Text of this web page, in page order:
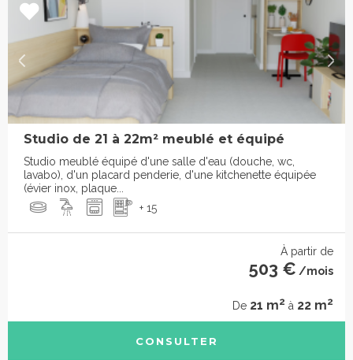
Studio de 21 à 22m² meublé et équipé
Studio meublé équipé d'une salle d'eau (douche, wc,
lavabo), d'un placard penderie, d'une kitchenette équipée
(évier inox, plaque...
+ 15
À partir de
503 € /mois
De 21 m2 à 22 m2
CONSULTER